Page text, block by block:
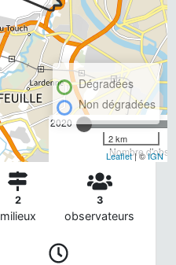
2020
Nombre
Dégradées
Non dégradées
2 km
Leaflet| ©IGN
2
milieux
3
observateurs